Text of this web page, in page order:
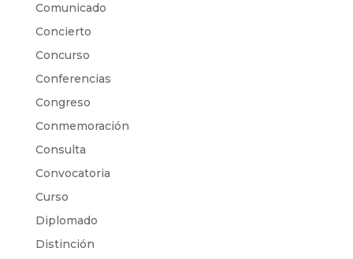
Comunicado
Concierto
Concurso
Conferencias
Congreso
Conmemoración
Consulta
Convocatoria
Curso
Diplomado
Distinción